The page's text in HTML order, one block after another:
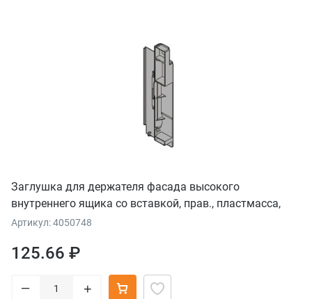
Заглушка для держателя фасада высокого
внутреннего ящика со вставкой, прав., пластмасса,
серый орион
Артикул: 4050748
125.66 ₽
– +